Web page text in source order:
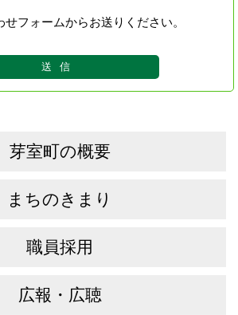
フォームからお送りください。
芽室町の概要
まちのきまり
職員採用
広報・広聴